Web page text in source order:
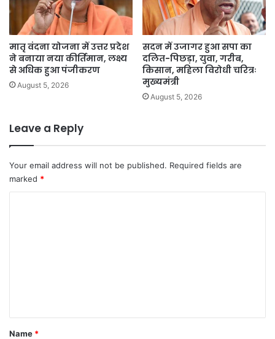
मातृ वंदना योजना में उत्तर प्रदेश
ने बनाया नया कीर्तिमान, लक्ष्य
से अधिक हुआ पंजीकरण
August 5, 2026
सदन में उजागर हुआ सपा का
दलित-पिछड़ा, युवा, गरीब,
किसान, महिला विरोधी चरित्रः
मुख्यमंत्री
August 5, 2026
Leave a Reply
Your email address will not be published. Required fields are
marked *
*
Name *